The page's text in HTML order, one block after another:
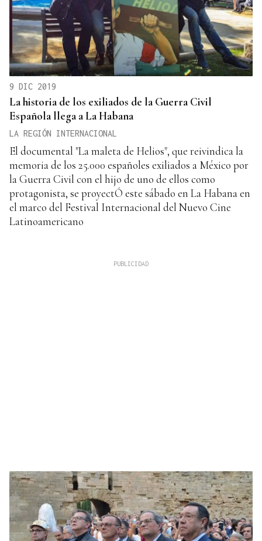
9 DIC 2019
La historia de los exiliados de la Guerra Civil
Española llega a La Habana
LA REGIÓN INTERNACIONAL
El documental "La maleta de Helios", que reivindica la
memoria de los 25.000 españoles exiliados a México por
la Guerra Civil con el hijo de uno de ellos como
protagonista, se proyectÓ este sábado en La Habana en
el marco del Festival Internacional del Nuevo Cine
Latinoamericano